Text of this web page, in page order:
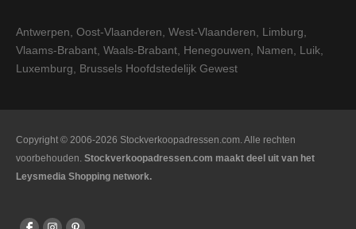
Antwerpen Oost-Vlaanderen West-Vlaanderen Limburg
Vlaams-Brabant Waals-Brabant Henegouwen Namen Luik
Luxemburg
Brussels Hoofdstedelijk Gewest
Copyright © 2006-2026 Stockverkoopadressen.com. Alle rechten
voorbehouden. Stockverkoopadressen.com maakt deel uit van het
Leysmedia Shopping network.